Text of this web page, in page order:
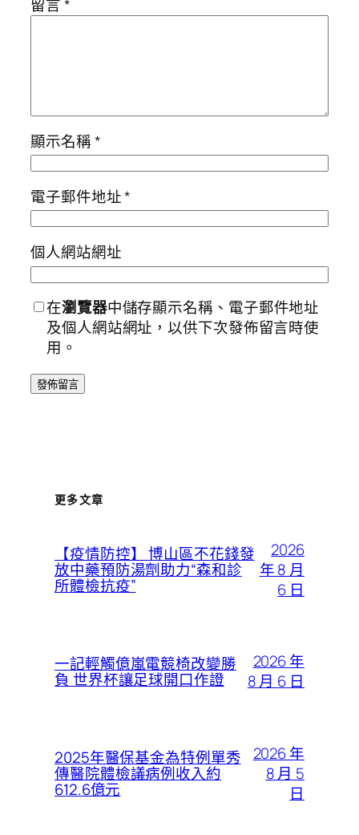
留言*
顯示名稱*
電子郵件地址*
個人網站網址
在瀏覽器中儲存顯示名稱、電子郵件地址
及個人網站網址，以供下次發佈留言時使
用。
更多文章
【疫情防控】 博山區不花錢發
放中藥預防湯劑助力“森和診
所體檢抗疫”
2026
年 8 月
6 日
一記輕觸億嵐電競椅改變勝
負 世界杯讓足球開口作證
2026 年
8 月 6 日
2025年醫保基金為特例單秀
傳醫院體檢議病例收入約
612.6億元
2026 年
8 月 5
日